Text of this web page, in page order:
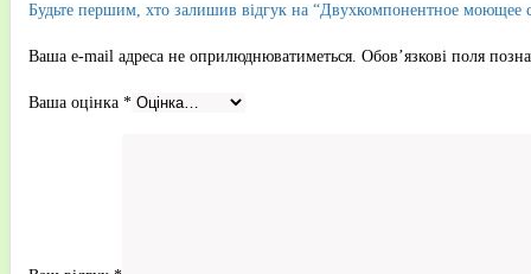
Будьте першим, хто залишив відгук на “Двухкомпонентное моющее
Ваша e-mail адреса не оприлюднюватиметься. Обов’язкові поля
Ваша оцінка *